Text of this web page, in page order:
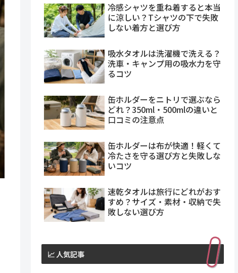
冷感シャツを重ね着すると本当
に涼しい？Tシャツの下で失敗
しない着方と選び方
吸水タオルは洗濯機で洗える？
洗車・キャンプ用の吸水力を守
るコツ
缶ホルダーをニトリで選ぶなら
どれ？350ml・500mlの違いと
口コミの注意点
缶ホルダーは布が快適！軽くて
冷たさを守る選び方と失敗しな
いコツ
速乾タオルは旅行にどれがおす
すめ？サイズ・素材・収納で失
敗しない選び方
📈 人気記事